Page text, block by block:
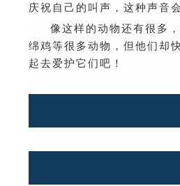
庆祝自己的叫声，这种声音
像这样的动物还有很多
绵鸡等很多动物，但他们却
起去爱护它们吧！